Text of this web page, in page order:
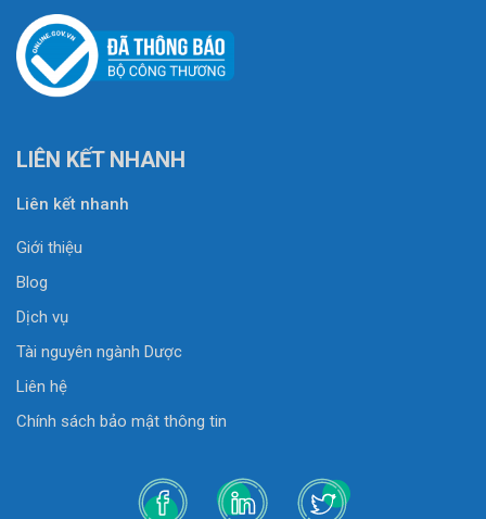
LIÊN KẾT NHANH
Liên kết nhanh
Giới thiệu
Blog
Dịch vụ
Tài nguyên ngành Dược
Liên hệ
Chính sách bảo mật thông tin